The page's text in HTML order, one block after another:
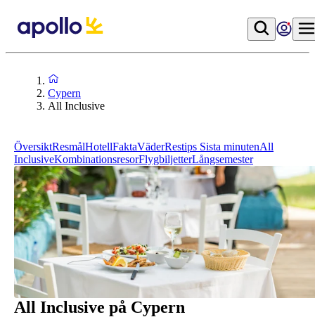
Cypern
All Inclusive
ÖversiktResmålHotellFaktaVäderRestips Sista minutenAll
InclusiveKombinationsresorFlygbiljetterLångsemester
All Inclusive på Cypern